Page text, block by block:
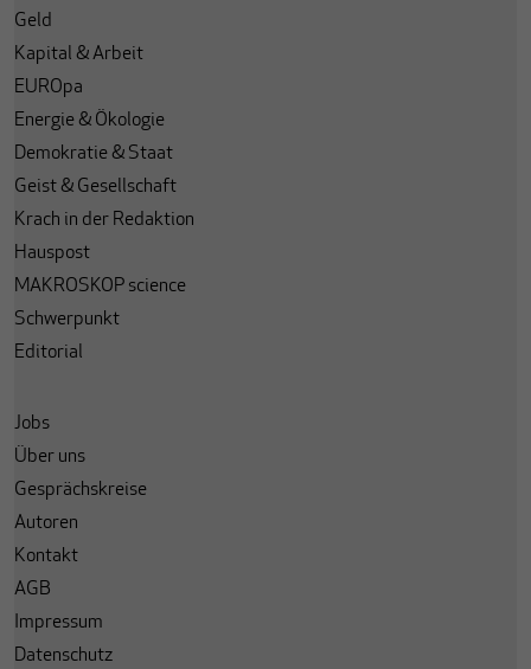
Geld
Kapital & Arbeit
EUROpa
Energie & Ökologie
Demokratie & Staat
Geist & Gesellschaft
Krach in der Redaktion
Hauspost
MAKROSKOP science
Schwerpunkt
Editorial
Jobs
Über uns
Gesprächskreise
Autoren
Kontakt
AGB
Impressum
Datenschutz